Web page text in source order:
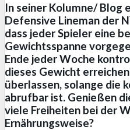
In seiner Kolumne/ Blog
Defensive Lineman der
dass jeder Spieler eine
Gewichtsspanne
Ende jeder Woche
dieses Gewicht
überlassen, solange die
abrufbar ist. Genießen
viele Freiheiten bei der
Ernährungsweise?